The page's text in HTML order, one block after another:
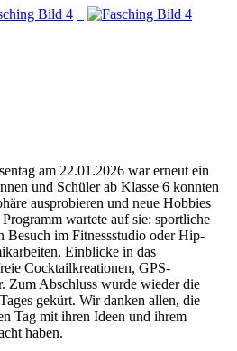
am 22.01.2026 war erneut ein
und Schüler ab Klasse 6 konnten
ausprobieren und neue Hobbies
wartete auf sie: sportliche
Besuch im Fitnessstudio oder Hip-
Einblicke in das
Cocktailkreationen, GPS-
Zum Abschluss wurde wieder die
gekürt. Wir danken allen, die
Tag mit ihren Ideen und ihrem
haben.